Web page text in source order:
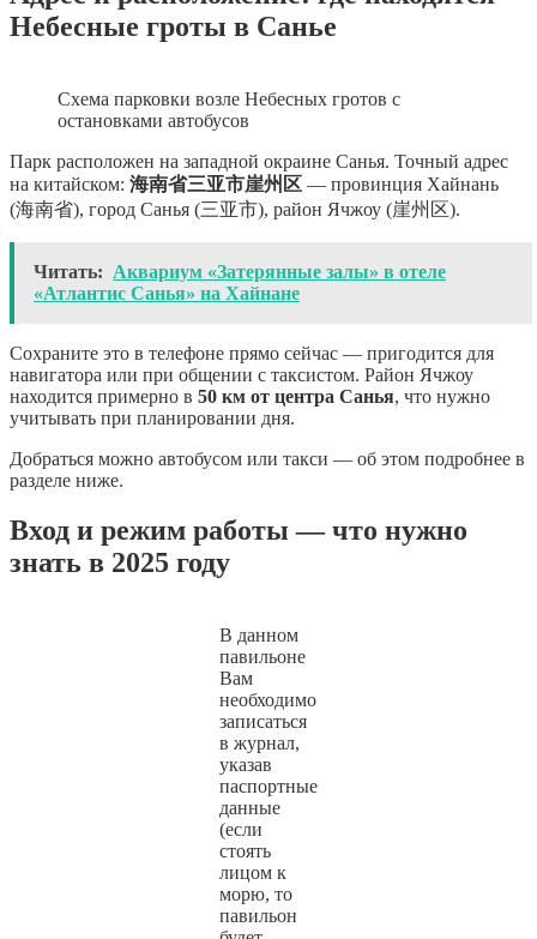
Небесные гроты в Санье
Схема парковки возле Небесных гротов с
остановками автобусов
Парк расположен на западной окраине Санья. Точный адрес
на китайском: 海南省三亚市崖州区 — провинция Хайнань
(海南省), город Санья (三亚市), район Ячжоу (崖州区).
Читать: Аквариум «Затерянные залы» в отеле
«Атлантис Санья» на Хайнане
Сохраните это в телефоне прямо сейчас — пригодится для
навигатора или при общении с таксистом. Район Ячжоу
находится примерно в 50 км от центра Санья, что нужно
учитывать при планировании дня.
Добраться можно автобусом или такси — об этом подробнее в
разделе ниже.
Вход и режим работы — что нужно
знать в 2025 году
В данном
павильоне
Вам
необходимо
записаться
в журнал,
указав
паспортные
данные
(если
стоять
лицом к
морю, то
павильон